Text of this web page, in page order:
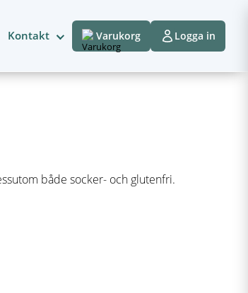
Kontakt Varukorg Logga in
både socker- och glutenfri.